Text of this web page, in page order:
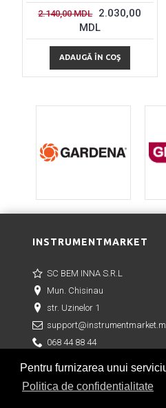
Pentru furnizarea unui
Politica de confidentialitate
2.140,00 MDL
2.030,00
MDL
ADAUGĂ ÎN COŞ
INSTRUMENTMARKET
SC BEM INNA S.R.L
Mun. Chisinau
str. Uzinelor 1
068 44 88 44
Copyright © 2019 |Creare magazin